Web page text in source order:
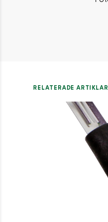
RELATERADE ARTIKLAR